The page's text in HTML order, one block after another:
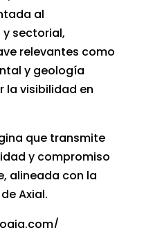
al
sectorial,
relevantes como
y geología
la visibilidad en
que transmite
y compromiso
alineada con la
Axial.